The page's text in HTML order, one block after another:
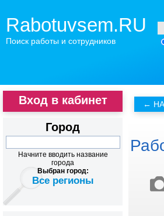
Rabotuvsem.RU
Поиск работы и сотрудников
Вход в кабинет
Город
Начните вводить название
города
Выбран город:
Все регионы